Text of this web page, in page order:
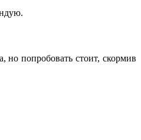
но попробовать стоит, скормив